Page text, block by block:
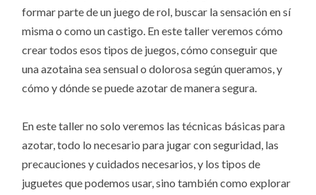
formar parte de un juego de rol, buscar la sensación en sí
misma o como un castigo. En este taller veremos cómo
crear todos esos tipos de juegos, cómo conseguir que
una azotaina sea sensual o dolorosa según queramos, y
cómo y dónde se puede azotar de manera segura.
En este taller no solo veremos las técnicas básicas para
azotar, todo lo necesario para jugar con seguridad, las
precauciones y cuidados necesarios, y los tipos de
juguetes que podemos usar, sino también como explorar